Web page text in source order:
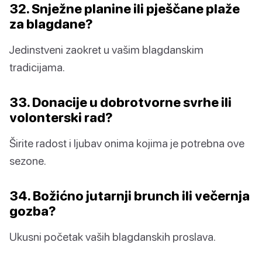
32. Snježne planine ili pješčane plaže
za blagdane?
Jedinstveni zaokret u vašim blagdanskim
tradicijama.
33. Donacije u dobrotvorne svrhe ili
volonterski rad?
Širite radost i ljubav onima kojima je potrebna ove
sezone.
34. Božićno jutarnji brunch ili večernja
gozba?
Ukusni početak vaših blagdanskih proslava.